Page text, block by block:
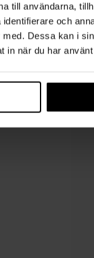
till användarna,
och
Dessa kan i
in när du har